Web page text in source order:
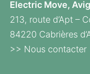
Electric Move,
213, route d’Apt –
84220 Cabrières
>> Nous contacter